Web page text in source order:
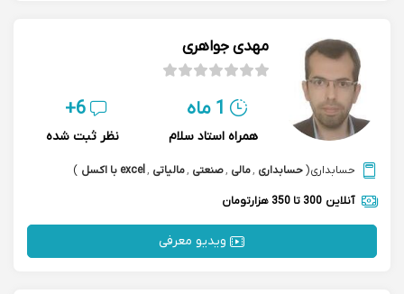
مهدی جواهری
1 ماه
همراه استاد سلام
6+
نظر ثبت شده
حسابداری(حسابداری ,مالی ,صنعتی ,مالیاتی ,excel با اکسل )
آنلاین 300 تا 350 هزارتومان
ویدیو معرفی